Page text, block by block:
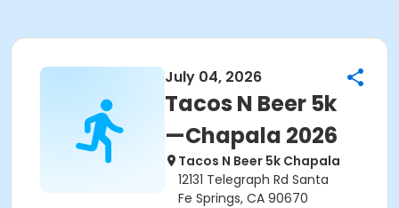
July 04, 2026
Tacos N Beer 5k
—Chapala 2026
Tacos N Beer 5k Chapala
12131 Telegraph Rd Santa
Fe Springs, CA 90670